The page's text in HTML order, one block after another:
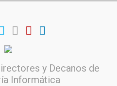
y Decanos de
Informática